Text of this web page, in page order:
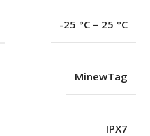
-25 °C – 25 °C
MinewTag
IPX7